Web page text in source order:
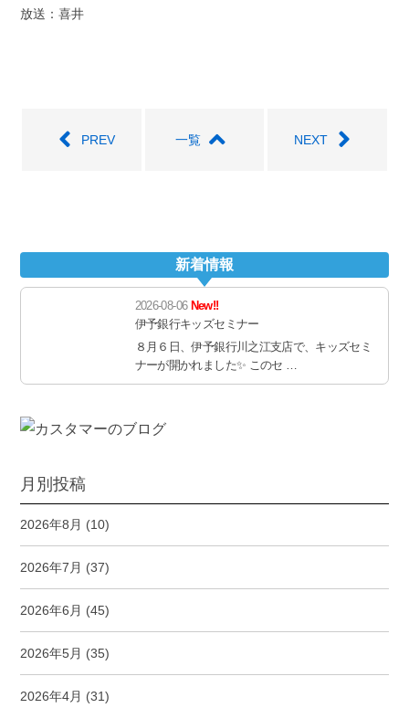
放送：喜井
PREV 一覧 NEXT
新着情報
2026-08-06 New!!
伊予銀行キッズセミナー
８月６日、伊予銀行川之江支店で、キッズセミ
ナーが開かれました✨ このセ …
月別投稿
2026年8月 (10)
2026年7月 (37)
2026年6月 (45)
2026年5月 (35)
2026年4月 (31)